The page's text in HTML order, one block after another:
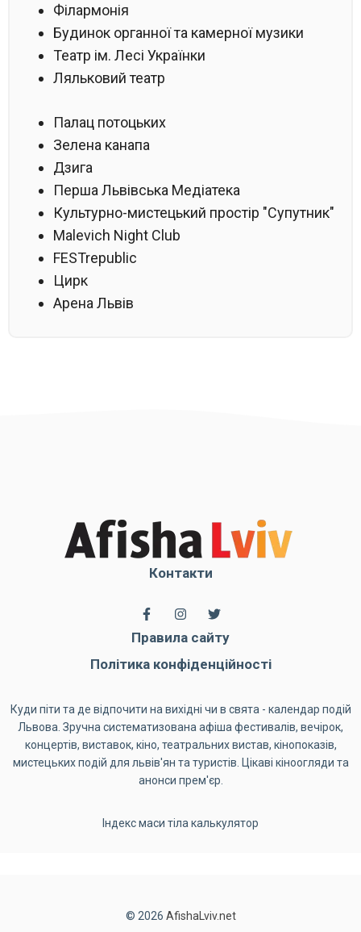
Філармонія
Будинок органної та камерної музики
Театр ім. Лесі Українки
Ляльковий театр
Палац потоцьких
Зелена канапа
Дзига
Перша Львівська Медіатека
Культурно-мистецький простір "Супутник"
Malevich Night Club
FESTrepublic
Цирк
Арена Львів
Контакти
Правила сайту
Політика конфіденційності
Куди піти та де відпочити на вихідні чи в свята - календар подій
Львова. Зручна систематизована афіша фестивалів, вечірок,
концертів, виставок, кіно, театральних вистав, кінопоказів,
мистецьких подій для львів'ян та туристів. Цікаві кіноогляди та
анонси прем'єр.
Індекс маси тіла калькулятор
© 2026 AfishaLviv.net